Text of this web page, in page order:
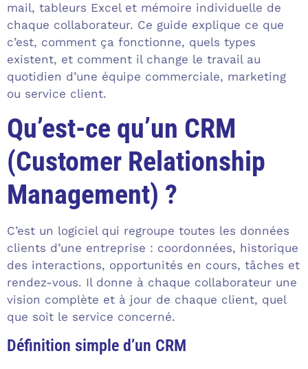
mail, tableurs Excel et mémoire individuelle de
chaque collaborateur. Ce guide explique ce que
c’est, comment ça fonctionne, quels types
existent, et comment il change le travail au
quotidien d’une équipe commerciale, marketing
ou service client.
Qu’est-ce qu’un CRM
(Customer Relationship
Management) ?
C’est un logiciel qui regroupe toutes les données
clients d’une entreprise : coordonnées, historique
des interactions, opportunités en cours, tâches et
rendez-vous. Il donne à chaque collaborateur une
vision complète et à jour de chaque client, quel
que soit le service concerné.
Définition simple d’un CRM